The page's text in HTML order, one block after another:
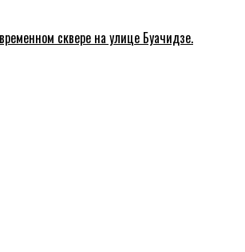
сквере на улице Буачидзе.